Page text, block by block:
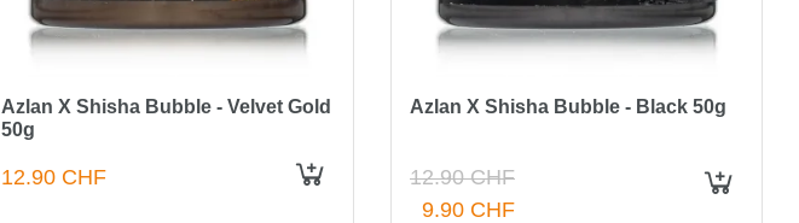
Azlan X Shisha Bubble - Velvet Gold
50g
12.90 CHF
Azlan X Shisha Bubble - Black 50g
12.90 CHF
9.90 CHF